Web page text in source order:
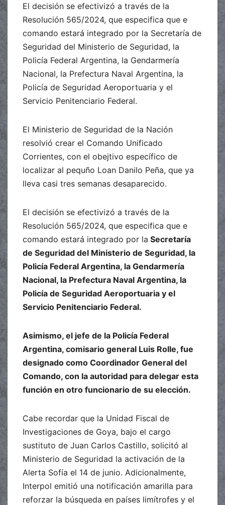
El decisión se efectivizó a través de la
Resolución 565/2024, que especifica que e
comando estará integrado por la Secretaría de
Seguridad del Ministerio de Seguridad, la
Policía Federal Argentina, la Gendarmería
Nacional, la Prefectura Naval Argentina, la
Policía de Seguridad Aeroportuaria y el
Servicio Penitenciario Federal.
El Ministerio de Seguridad de la Nación
resolvió crear el Comando Unificado
Corrientes, con el obejtivo específico de
localizar al pequño Loan Danilo Peña, que ya
lleva casi tres semanas desaparecido.
El decisión se efectivizó a través de la
Resolución 565/2024, que especifica que e
comando estará integrado por la Secretaría
de Seguridad del Ministerio de Seguridad, la
Policía Federal Argentina, la Gendarmería
Nacional, la Prefectura Naval Argentina, la
Policía de Seguridad Aeroportuaria y el
Servicio Penitenciario Federal.
Asimismo, el jefe de la Policía Federal
Argentina, comisario general Luis Rolle, fue
designado como Coordinador General del
Comando, con la autoridad para delegar esta
función en otro funcionario de su elección.
Cabe recordar que la Unidad Fiscal de
Investigaciones de Goya, bajo el cargo
sustituto de Juan Carlos Castillo, solicitó al
Ministerio de Seguridad la activación de la
Alerta Sofía el 14 de junio. Adicionalmente,
Interpol emitió una notificación amarilla para
reforzar la búsqueda en países limítrofes y el